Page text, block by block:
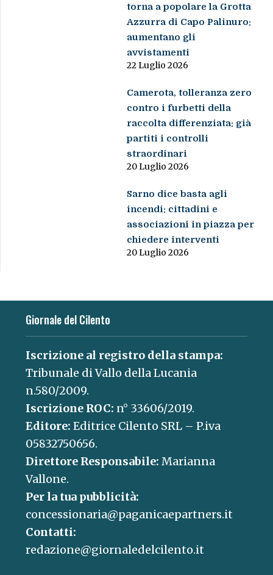
torna a popolare la Grotta
Azzurra di Capo Palinuro:
aumentano gli
avvistamenti
22 Luglio 2026
Camerota, tolleranza zero
contro i furbetti della
raccolta differenziata: già
partiti i controlli
straordinari
20 Luglio 2026
Sarno dice basta agli
incendi: cittadini e
associazioni in piazza per
chiedere interventi
20 Luglio 2026
Giornale del Cilento
Iscrizione al registro della stampa:
Tribunale di Vallo della Lucania
n.580/2009.
Iscrizione ROC: n° 33606/2019.
Editore: Editrice Cilento SRL – P.iva
05832750656.
Direttore Responsabile: Marianna
Vallone.
Per la tua pubblicità:
concessionaria@paganicaepartners.it
Contatti:
redazione@giornaledelcilento.it